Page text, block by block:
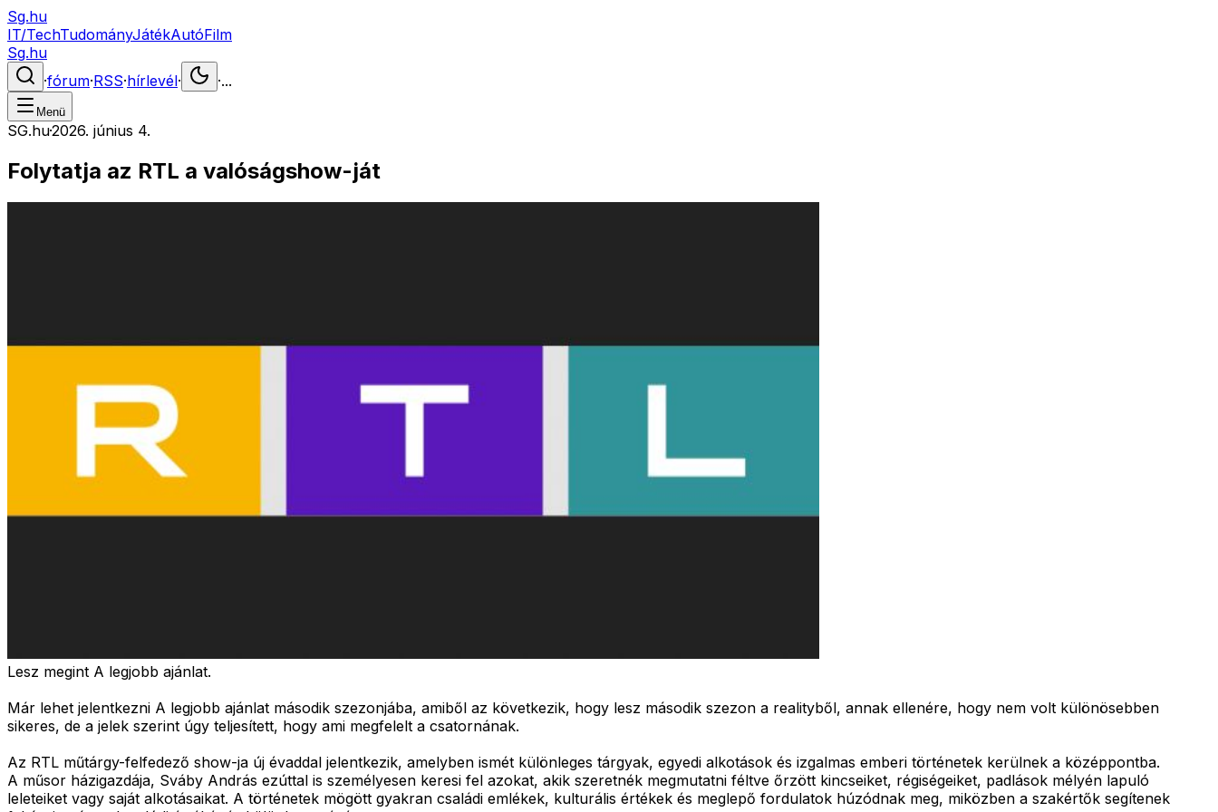
Sg.hu
IT/TechTudományJátékAutóFilm
Sg.hu
·fórum·RSS·hírlevél· ·...
Menü
SG.hu·2026. június 4.
Folytatja az RTL a valóságshow-ját
Lesz megint A legjobb ajánlat.
Már lehet jelentkezni A legjobb ajánlat második szezonjába, amiből az következik, hogy lesz második szezon a realityből, annak ellenére, hogy nem volt különösebben
sikeres, de a jelek szerint úgy teljesített, hogy ami megfelelt a csatornának.
Az RTL műtárgy-felfedező show-ja új évaddal jelentkezik, amelyben ismét különleges tárgyak, egyedi alkotások és izgalmas emberi történetek kerülnek a középpontba.
A műsor házigazdája, Sváby András ezúttal is személyesen keresi fel azokat, akik szeretnék megmutatni féltve őrzött kincseiket, régiségeiket, padlások mélyén lapuló
leleteiket vagy saját alkotásaikat. A történetek mögött gyakran családi emlékek, kulturális értékek és meglepő fordulatok húzódnak meg, miközben a szakértők segítenek